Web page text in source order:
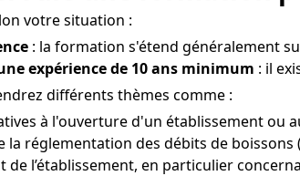
votre situation :
: la formation s'étend généralement
expérience de 10 ans minimum : il
différents thèmes comme :
à l'ouverture d'un établissement ou
réglementation des débits de
l’établissement, en particulier